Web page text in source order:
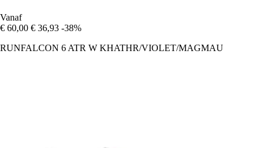
Vanaf
€ 60,00 € 36,93 -38%
RUNFALCON 6 ATR W KHATHR/VIOLET/MAGMAU